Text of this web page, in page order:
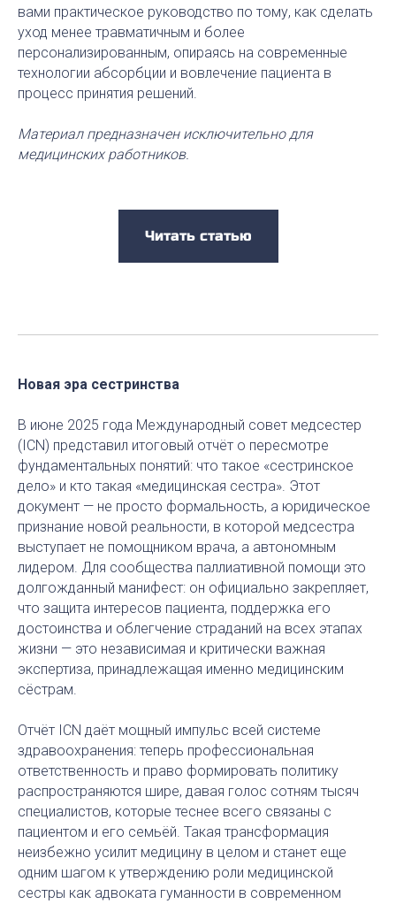
вами практическое руководство по тому, как сделать
уход менее травматичным и более
персонализированным, опираясь на современные
технологии абсорбции и вовлечение пациента в
процесс принятия решений.
Материал предназначен исключительно для
медицинских работников.
Читать статью
Новая эра сестринства
В июне 2025 года Международный совет медсестер
(ICN) представил итоговый отчёт о пересмотре
фундаментальных понятий: что такое «сестринское
дело» и кто такая «медицинская сестра». Этот
документ — не просто формальность, а юридическое
признание новой реальности, в которой медсестра
выступает не помощником врача, а автономным
лидером. Для сообщества паллиативной помощи это
долгожданный манифест: он официально закрепляет,
что защита интересов пациента, поддержка его
достоинства и облегчение страданий на всех этапах
жизни — это независимая и критически важная
экспертиза, принадлежащая именно медицинским
сёстрам.
Отчёт ICN даёт мощный импульс всей системе
здравоохранения: теперь профессиональная
ответственность и право формировать политику
распространяются шире, давая голос сотням тысяч
специалистов, которые теснее всего связаны с
пациентом и его семьёй. Такая трансформация
неизбежно усилит медицину в целом и станет еще
одним шагом к утверждению роли медицинской
сестры как адвоката гуманности в современном